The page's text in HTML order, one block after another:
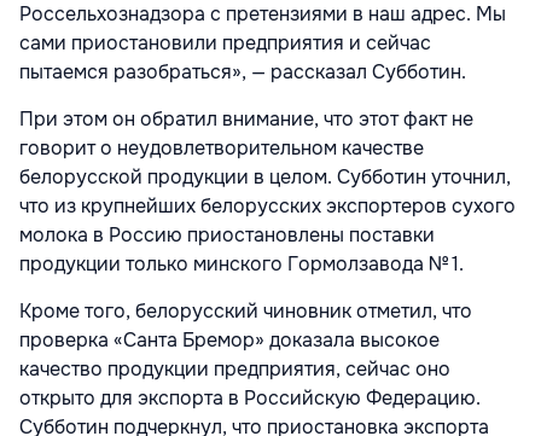
Россельхознадзора с претензиями в наш адрес. Мы
сами приостановили предприятия и сейчас
пытаемся разобраться», — рассказал Субботин.
При этом он обратил внимание, что этот факт не
говорит о неудовлетворительном качестве
белорусской продукции в целом. Субботин уточнил,
что из крупнейших белорусских экспортеров сухого
молока в Россию приостановлены поставки
продукции только минского Гормолзавода № 1.
Кроме того, белорусский чиновник отметил, что
проверка «Санта Бремор» доказала высокое
качество продукции предприятия, сейчас оно
открыто для экспорта в Российскую Федерацию.
Субботин подчеркнул, что приостановка экспорта